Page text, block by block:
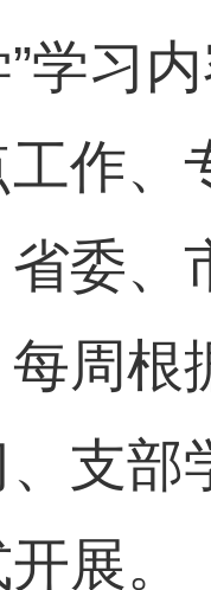
学习
作、
省委、
周根
支部
展。